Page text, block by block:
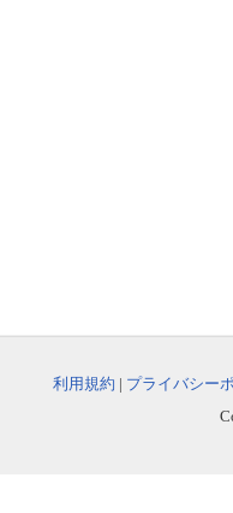
利用規約 | プライバシー